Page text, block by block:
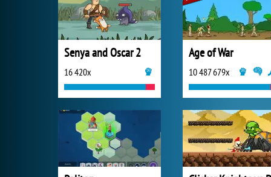
Senya and Oscar 2
16 420x
Age of War
10 487 679x